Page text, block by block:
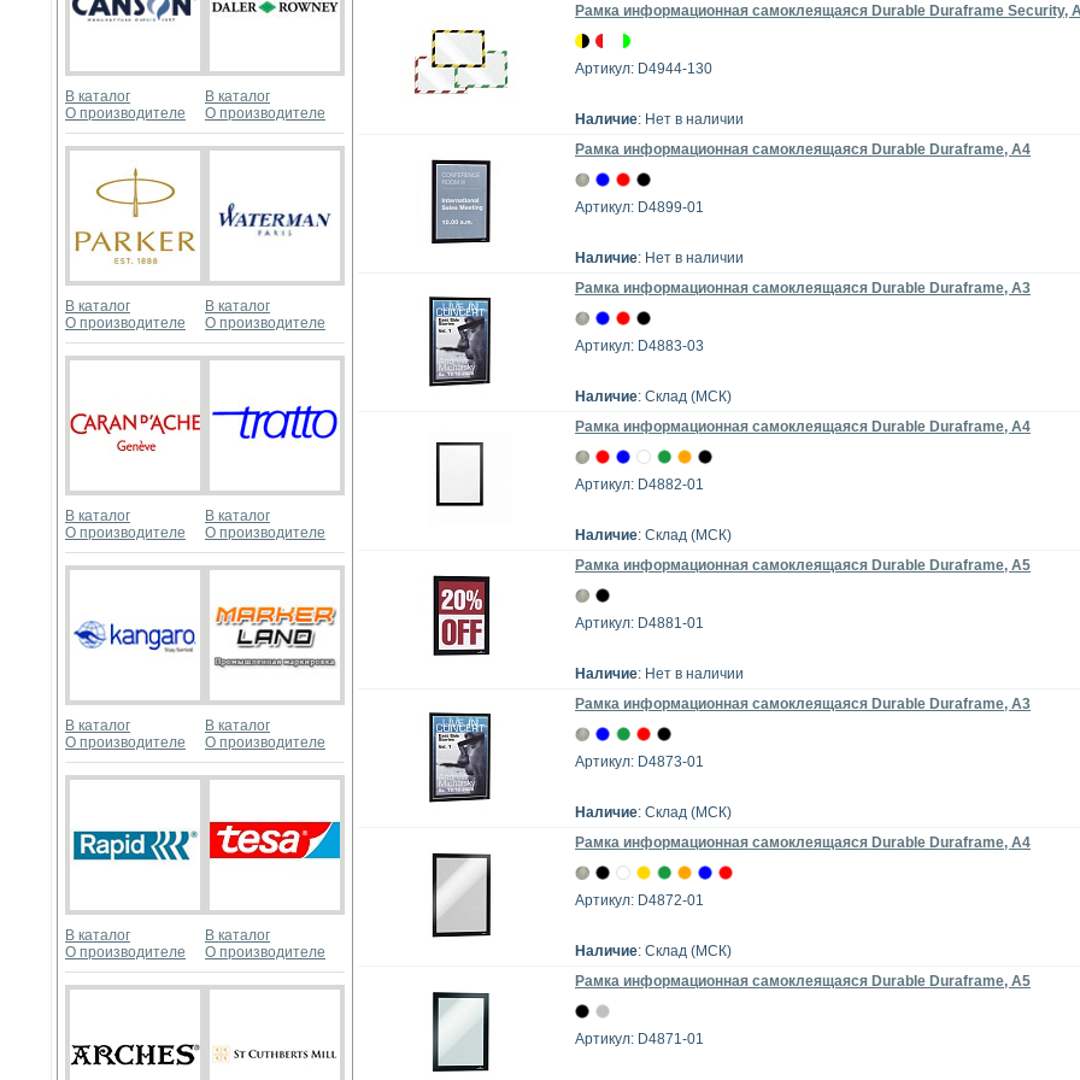
В каталог
О производителе
В каталог
О производителе
В каталог
О производителе
В каталог
О производителе
В каталог
О производителе
В каталог
О производителе
В каталог
О производителе
В каталог
О производителе
В каталог
О производителе
В каталог
О производителе
Рамка информационная самоклеящаяся Durable Duraframe Security,
Артикул: D4944-130
Наличие: Нет в наличии
Рамка информационная самоклеящаяся Durable Duraframe, A4
Артикул: D4899-01
Наличие: Нет в наличии
Рамка информационная самоклеящаяся Durable Duraframe, А3
Артикул: D4883-03
Наличие: Склад (МСК)
Рамка информационная самоклеящаяся Durable Duraframe, А4
Артикул: D4882-01
Наличие: Склад (МСК)
Рамка информационная самоклеящаяся Durable Duraframe, А5
Артикул: D4881-01
Наличие: Нет в наличии
Рамка информационная самоклеящаяся Durable Duraframe, А3
Артикул: D4873-01
Наличие: Склад (МСК)
Рамка информационная самоклеящаяся Durable Duraframe, А4
Артикул: D4872-01
Наличие: Склад (МСК)
Рамка информационная самоклеящаяся Durable Duraframe, А5
Артикул: D4871-01